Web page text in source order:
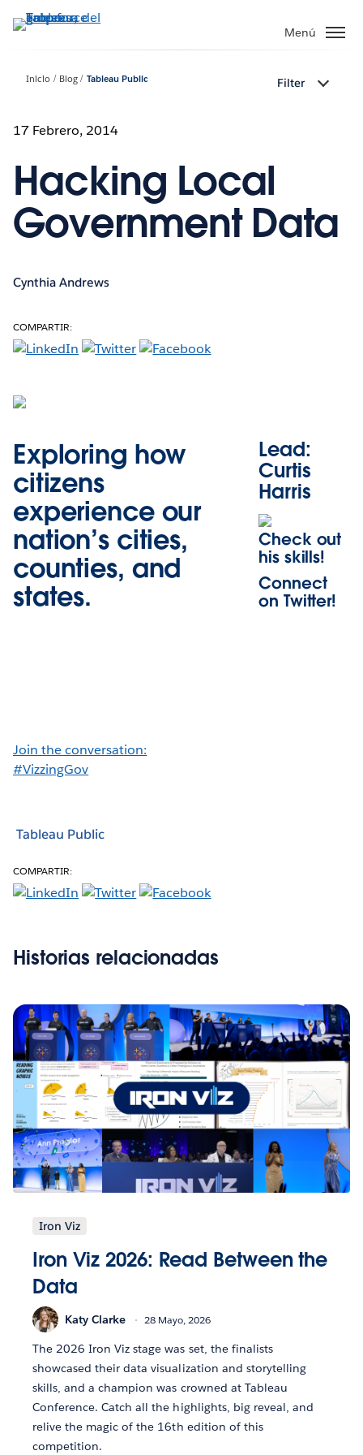
Menú
Inicio Blog Tableau Public Filter
17 Febrero, 2014
Hacking Local
Government Data
Cynthia Andrews
COMPARTIR:
Exploring how
citizens
experience our
nation’s cities,
counties, and
states.
Join the conversation:
#VizzingGov
Lead:
Curtis
Harris
Check out
his skills!
Connect
on Twitter!
Tableau Public
COMPARTIR:
Historias relacionadas
Iron Viz
Iron Viz 2026: Read Between the
Data
Katy Clarke 28 Mayo, 2026
The 2026 Iron Viz stage was set, the finalists
showcased their data visualization and storytelling
skills, and a champion was crowned at Tableau
Conference. Catch all the highlights, big reveal, and
relive the magic of the 16th edition of this
competition.